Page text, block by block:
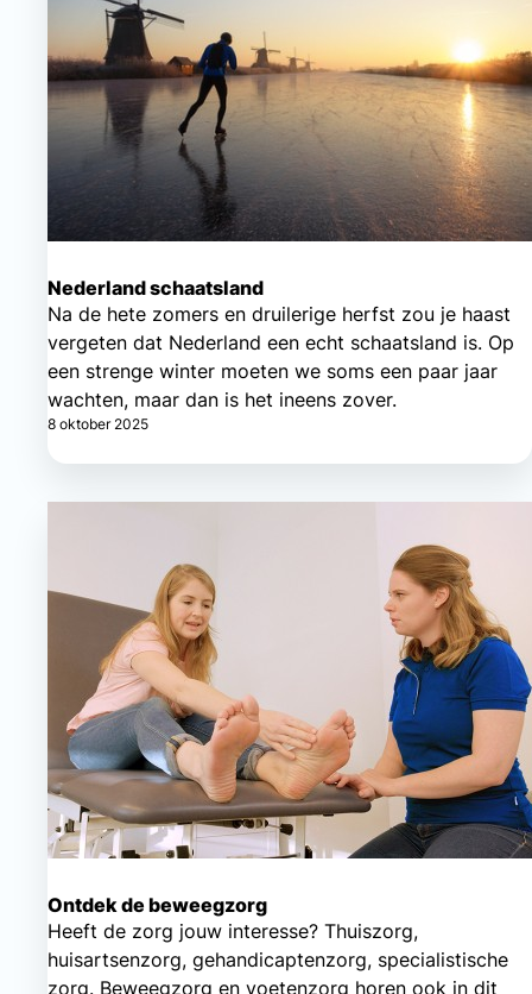
Nederland schaatsland
Na de hete zomers en druilerige herfst zou je haast
vergeten dat Nederland een echt schaatsland is. Op
een strenge winter moeten we soms een paar jaar
wachten, maar dan is het ineens zover.
8 oktober 2025
Ontdek de beweegzorg
Heeft de zorg jouw interesse? Thuiszorg,
huisartsenzorg, gehandicaptenzorg, specialistische
zorg. Beweegzorg en voetenzorg horen ook in dit